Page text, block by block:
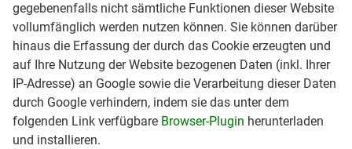
gegebenenfalls nicht sämtliche Funktionen dieser Website
vollumfänglich werden nutzen können. Sie können darüber
hinaus die Erfassung der durch das Cookie erzeugten und
auf Ihre Nutzung der Website bezogenen Daten (inkl. Ihrer
IP-Adresse) an Google sowie die Verarbeitung dieser Daten
durch Google verhindern, indem sie das unter dem
folgenden Link verfügbare Browser-Plugin herunterladen
und installieren.